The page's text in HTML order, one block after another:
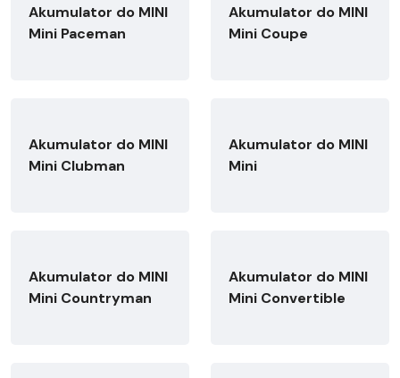
Akumulator do MINI
Mini Paceman
Akumulator do MINI
Mini Coupe
Akumulator do MINI
Mini Clubman
Akumulator do MINI
Mini
Akumulator do MINI
Mini Countryman
Akumulator do MINI
Mini Convertible